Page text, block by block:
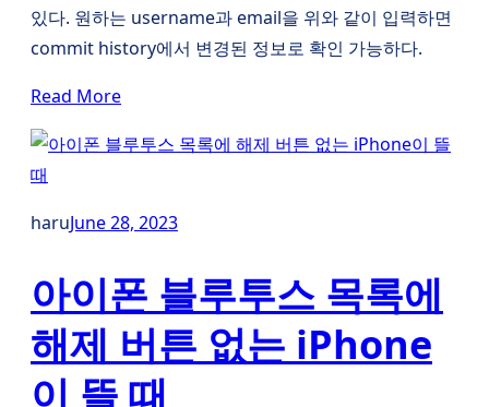
있다. 원하는 username과 email을 위와 같이 입력하면
commit history에서 변경된 정보로 확인 가능하다.
Read More
haruJune 28, 2023
아이폰 블루투스 목록에
해제 버튼 없는 iPhone
이 뜰 때